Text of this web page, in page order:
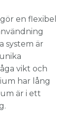
en flexibel
system är
vikt och
har lång
är i ett